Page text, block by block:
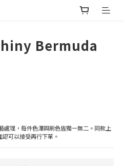
Bermuda
理，每件色澤與刷色皆獨一無二。同款上
可以接受再行下單。